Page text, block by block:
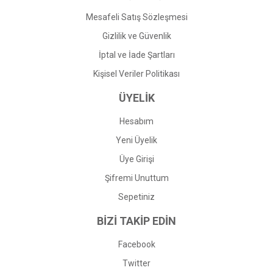
Mesafeli Satış Sözleşmesi
Gizlilik ve Güvenlik
İptal ve İade Şartları
Kişisel Veriler Politikası
ÜYELİK
Hesabım
Yeni Üyelik
Üye Girişi
Şifremi Unuttum
Sepetiniz
BİZİ TAKİP EDİN
Facebook
Twitter